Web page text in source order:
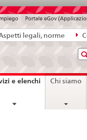
legali, norme
Portale eGov
e elenchi current
Chi siamo